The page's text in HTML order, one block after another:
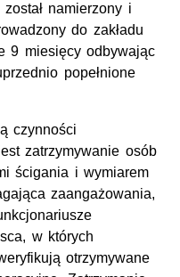
namierzony i
do zakładu
9 miesięcy odbywając
popełnione
czynności
zatrzymywanie osób
ścigania i wymiarem
zaangażowania,
w których
otrzymywane